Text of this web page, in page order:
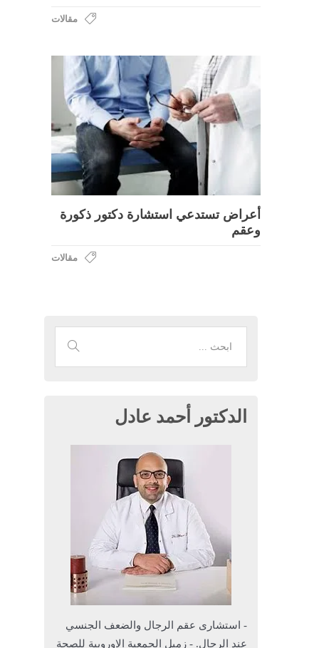
مقالات
أعراض تستدعي استشارة دكتور ذكورة
وعقم
مقالات
الدكتور أحمد عادل
- استشارى عقم الرجال والضعف الجنسي
عند الرجال. - زميل الجمعية الاوروبية للصحة